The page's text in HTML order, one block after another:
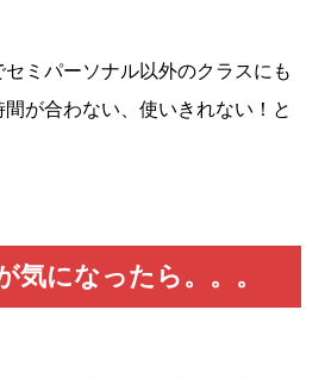
ミパーソナル以外のクラスにも
が合わない、使いきれない！と
気になったら。。。